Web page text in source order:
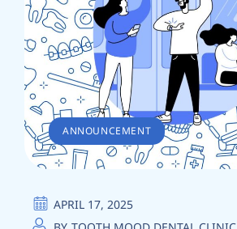
ANNOUNCEMENT
APRIL 17, 2025